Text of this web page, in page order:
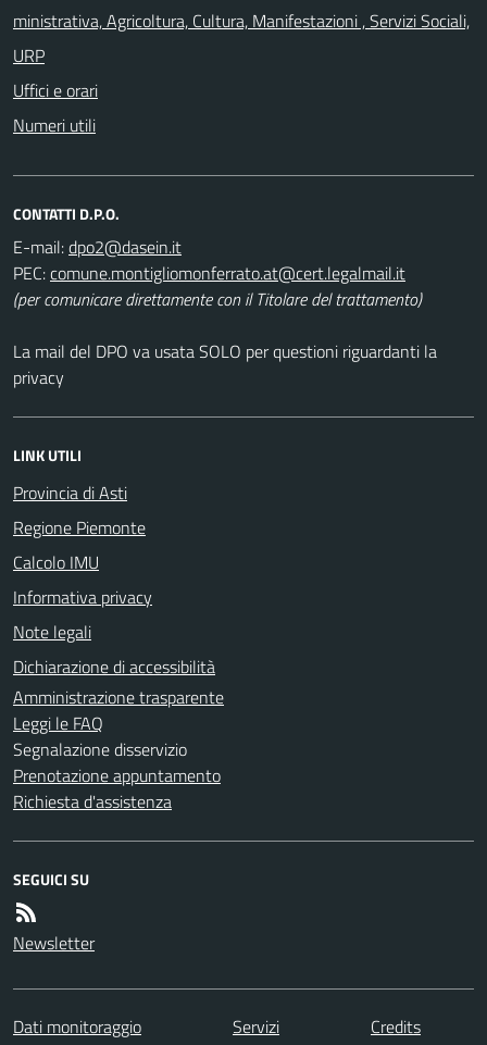
ministrativa, Agricoltura, Cultura, Manifestazioni , Servizi Sociali,
URP
Uffici e orari
Numeri utili
CONTATTI D.P.O.
E-mail:
PEC:
(per comunicare direttamente con il Titolare del trattamento)
La mail del DPO va usata SOLO per questioni riguardanti la
privacy
LINK UTILI
Provincia di Asti
Regione Piemonte
Calcolo IMU
Informativa privacy
Note legali
Dichiarazione di accessibilità
Amministrazione trasparente
Leggi le FAQ
Segnalazione disservizio
Prenotazione appuntamento
Richiesta d'assistenza
SEGUICI SU
Newsletter
Dati monitoraggio Servizi
Credits